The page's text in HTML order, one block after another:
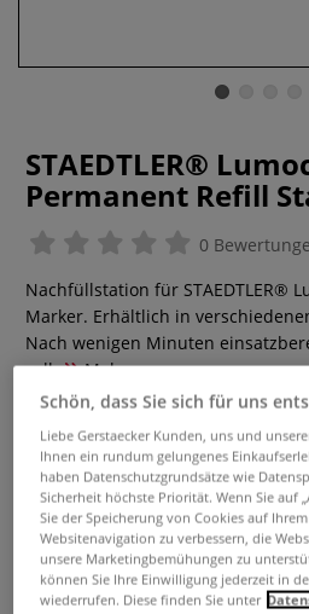
STAEDTLER®
Permanent Refill
0
Nachfüllstation für STAEDTLER®
Marker. Erhältlich in
Nach wenigen Minuten
voll.
Mehr
Das könnte Sie auch
Schön, dass Sie sich für uns
Liebe Gerstaecker Kunden, uns und
Ihnen ein rundum gelungenes
haben Datenschutzgrundsätze wie
Sicherheit höchste Priorität. Wenn Sie auf
Sie der Speicherung von Cookies auf
Websitenavigation zu verbessern, die
unsere Marketingbemühungen zu
können Sie Ihre Einwilligung jederzeit in
wiederrufen. Diese finden Sie unter